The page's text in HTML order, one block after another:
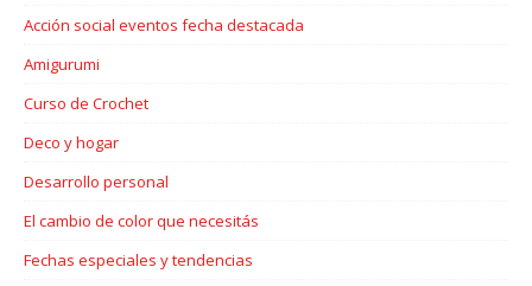
Acción social eventos fecha destacada
Amigurumi
Curso de Crochet
Deco y hogar
Desarrollo personal
El cambio de color que necesitás
Fechas especiales y tendencias